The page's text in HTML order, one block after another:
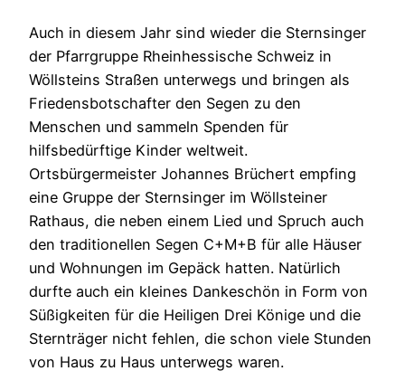
Auch in diesem Jahr sind wieder die Sternsinger
der Pfarrgruppe Rheinhessische Schweiz in
Wöllsteins Straßen unterwegs und bringen als
Friedensbotschafter den Segen zu den
Menschen und sammeln Spenden für
hilfsbedürftige Kinder weltweit.
Ortsbürgermeister Johannes Brüchert empfing
eine Gruppe der Sternsinger im Wöllsteiner
Rathaus, die neben einem Lied und Spruch auch
den traditionellen Segen C+M+B für alle Häuser
und Wohnungen im Gepäck hatten. Natürlich
durfte auch ein kleines Dankeschön in Form von
Süßigkeiten für die Heiligen Drei Könige und die
Sternträger nicht fehlen, die schon viele Stunden
von Haus zu Haus unterwegs waren.